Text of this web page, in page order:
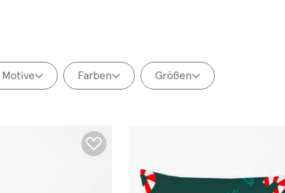
Motive Farben Größen